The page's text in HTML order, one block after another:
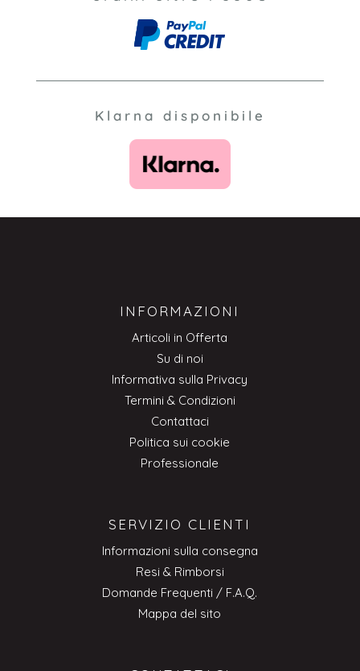
Klarna disponibile
INFORMAZIONI
Articoli in Offerta
Su di noi
Informativa sulla Privacy
Termini & Condizioni
Contattaci
Politica sui cookie
Professionale
SERVIZIO CLIENTI
Informazioni sulla consegna
Resi & Rimborsi
Domande Frequenti / F.A.Q.
Mappa del sito